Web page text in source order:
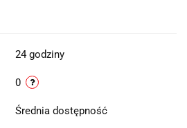
24 godziny
0
Średnia dostępność